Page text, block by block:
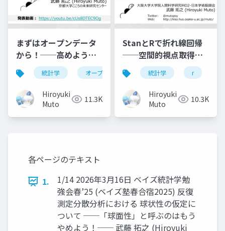
まずはオープンデータ
から！──高めよう信
用性，広めよう二次分
析──
統計学 オープンサイエンス 心理学
Hiroyuki
Muto
11.3K
StanとRで折れ線回帰
──空間的視点取得課
題の反応時間データを
説明する階層ベイズモ
デルを例に──
統計学 r
Hiroyuki
Muto
10.3K
各ページのテキスト
1.
1/14 2026年3月16日 ベイズ統計学勉
強会春’25 (ベイズ塾春合宿2025) 反復
測定分散分析における 球状性の仮定に
ついて ──「球面性」と呼ぶのはもう
やめよう！── 武藤 拓之 (Hiroyuki